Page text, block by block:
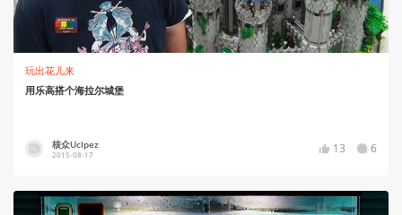
玩出花儿来
用乐高搭个海拉尔城堡
核众UcIpez
2015-08-17 13 6